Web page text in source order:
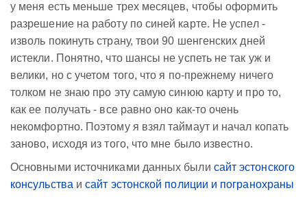
у меня есть меньше трех месяцев, чтобы оформить
разрешение на работу по синей карте. Не успел -
изволь покинуть страну, твои 90 шенгенских дней
истекли. Понятно, что шансы не успеть не так уж и
велики, но с учетом того, что я по-прежнему ничего
толком не знаю про эту самую синюю карту и про то,
как ее получать - все равно оно как-то очень
некомфортно. Поэтому я взял таймаут и начал копать
заново, исходя из того, что мне было известно.
Основными источниками данных были сайт эстонского
консульства исайт эстонской полиции и погранохраны